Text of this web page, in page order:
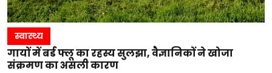
स्वास्थ्य
गायों में बर्ड फ्लू का रहस्य सुलझा, वैज्ञानिकों ने खोजा
संक्रमण का असली कारण